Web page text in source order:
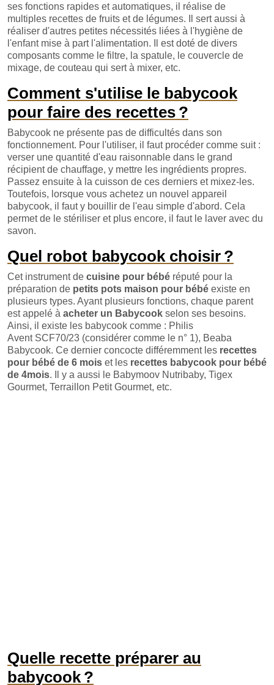
ses fonctions rapides et automatiques, il réalise de
multiples recettes de fruits et de légumes. Il sert aussi à
réaliser d'autres petites nécessités liées à l'hygiène de
l'enfant mise à part l'alimentation. Il est doté de divers
composants comme le filtre, la spatule, le couvercle de
mixage, de couteau qui sert à mixer, etc.
Comment s'utilise le babycook
pour faire des recettes ?
Babycook ne présente pas de difficultés dans son
fonctionnement. Pour l'utiliser, il faut procéder comme suit :
verser une quantité d'eau raisonnable dans le grand
récipient de chauffage, y mettre les ingrédients propres.
Passez ensuite à la cuisson de ces derniers et mixez-les.
Toutefois, lorsque vous achetez un nouvel appareil
babycook, il faut y bouillir de l'eau simple d'abord. Cela
permet de le stériliser et plus encore, il faut le laver avec du
savon.
Quel robot babycook choisir ?
Cet instrument de cuisine pour bébé réputé pour la
préparation de petits pots maison pour bébé existe en
plusieurs types. Ayant plusieurs fonctions, chaque parent
est appelé à acheter un Babycook selon ses besoins.
Ainsi, il existe les babycook comme : Philis
Avent SCF70/23 (considérer comme le n° 1), Beaba
Babycook. Ce dernier concocte différemment les recettes
pour bébé de 6 mois et les recettes babycook pour bébé
de 4mois. Il y a aussi le Babymoov Nutribaby, Tigex
Gourmet, Terraillon Petit Gourmet, etc.
Quelle recette préparer au
babycook ?